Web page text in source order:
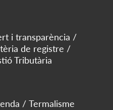
i transparència
de registre
Tributària
Termalisme